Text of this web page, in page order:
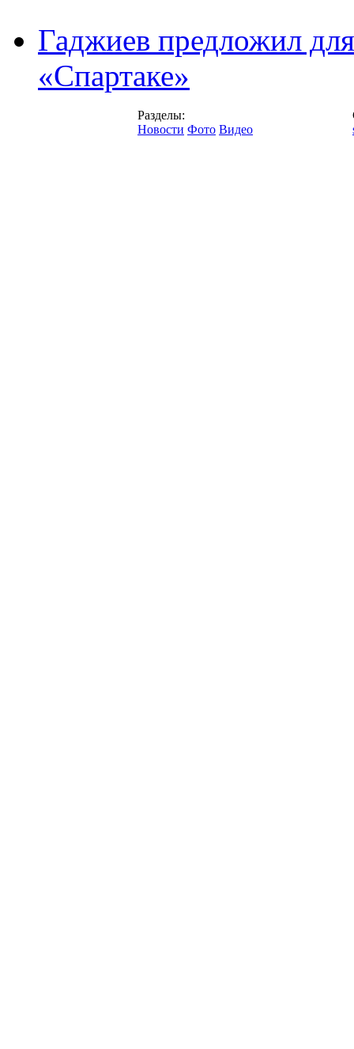
Гаджиев предложил
«Спартаке»
Разделы:
Новости Фото Видео